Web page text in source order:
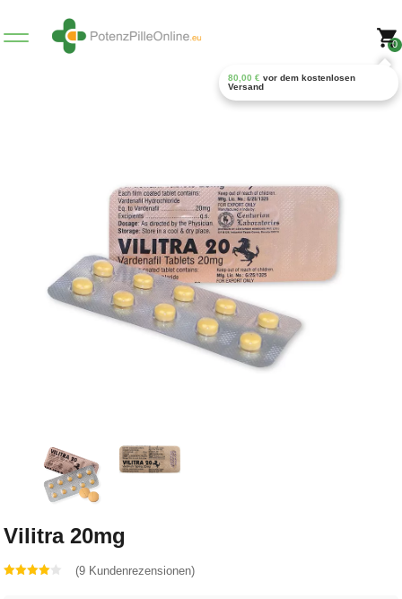
0
80,00 € vor dem kostenlosen
Versand
Vilitra 20mg
(9 Kundenrezensionen)